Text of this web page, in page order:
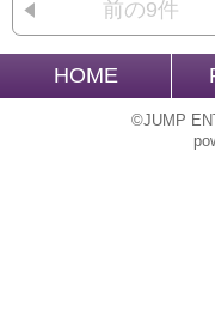
前の9件
HOME
©JUMP